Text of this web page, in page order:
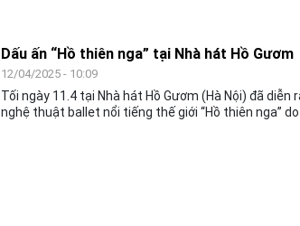
Dấu ấn “Hồ thiên nga” tại Nhà hát Hồ Gươm
12/04/2025 - 10:09
Tối ngày 11.4 tại Nhà hát Hồ Gươm (Hà Nội) đã diễn
nghệ thuật ballet nổi tiếng thế giới “Hồ thiên nga”